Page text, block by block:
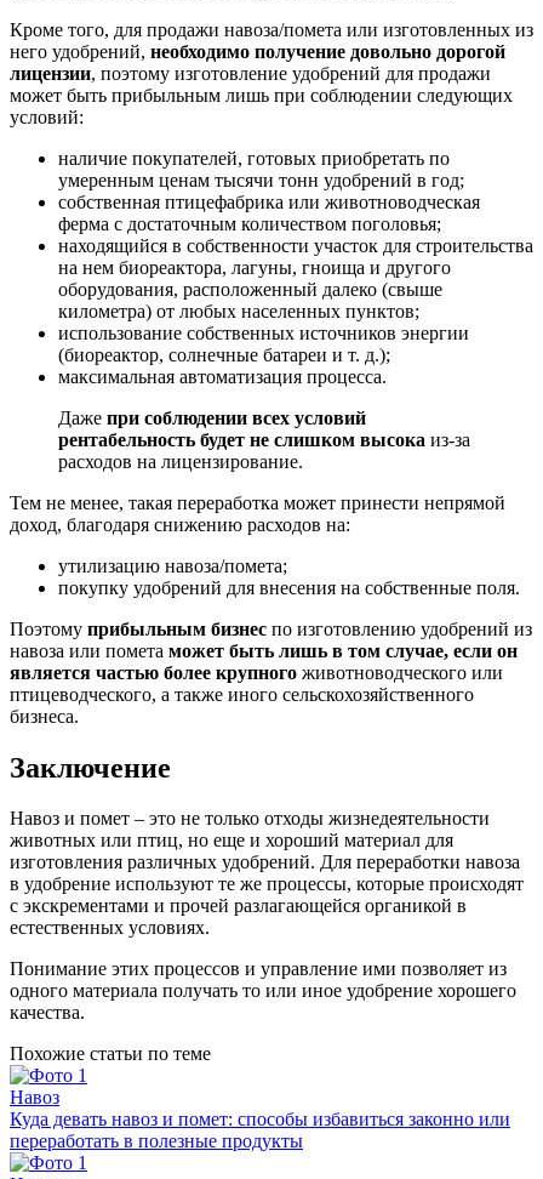
Кроме того, для продажи навоза/помета или изготовленных из
него удобрений, необходимо получение довольно дорогой
лицензии, поэтому изготовление удобрений для продажи
может быть прибыльным лишь при соблюдении следующих
условий:
наличие покупателей, готовых приобретать по
умеренным ценам тысячи тонн удобрений в год;
собственная птицефабрика или животноводческая
ферма с достаточным количеством поголовья;
находящийся в собственности участок для строительства
на нем биореактора, лагуны, гноища и другого
оборудования, расположенный далеко (свыше
километра) от любых населенных пунктов;
использование собственных источников энергии
(биореактор, солнечные батареи и т. д.);
максимальная автоматизация процесса.
Даже при соблюдении всех условий
рентабельность будет не слишком высока из-за
расходов на лицензирование.
Тем не менее, такая переработка может принести непрямой
доход, благодаря снижению расходов на:
утилизацию навоза/помета;
покупку удобрений для внесения на собственные поля.
Поэтому прибыльным бизнес по изготовлению удобрений из
навоза или помета может быть лишь в том случае, если он
является частью более крупного животноводческого или
птицеводческого, а также иного сельскохозяйственного
бизнеса.
Заключение
Навоз и помет – это не только отходы жизнедеятельности
животных или птиц, но еще и хороший материал для
изготовления различных удобрений. Для переработки навоза
в удобрение используют те же процессы, которые происходят
с экскрементами и прочей разлагающейся органикой в
естественных условиях.
Понимание этих процессов и управление ими позволяет из
одного материала получать то или иное удобрение хорошего
качества.
Похожие статьи по теме
Навоз
Куда девать навоз и помет: способы избавиться законно или
переработать в полезные продукты